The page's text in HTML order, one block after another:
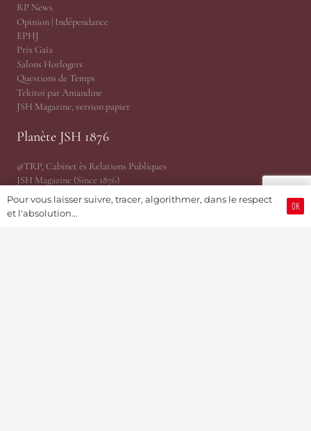
RP News
Opinion | Indépendance
EPHJ
Prix Gaïa
Salons Horlogers
Questions de Temps
Tekitoi par Amandine
JSH Magazine, version papier
Planète JSH 1876
@TRP, Cabinet ès Relations Publiques
JSH Magazine (Since 1876)
ProWatCH Culture & Savoirs
ProWatCH Opérations
Pour vous laisser suivre, tracer, algorithmer, dans le respect
et l'absolution...
OK